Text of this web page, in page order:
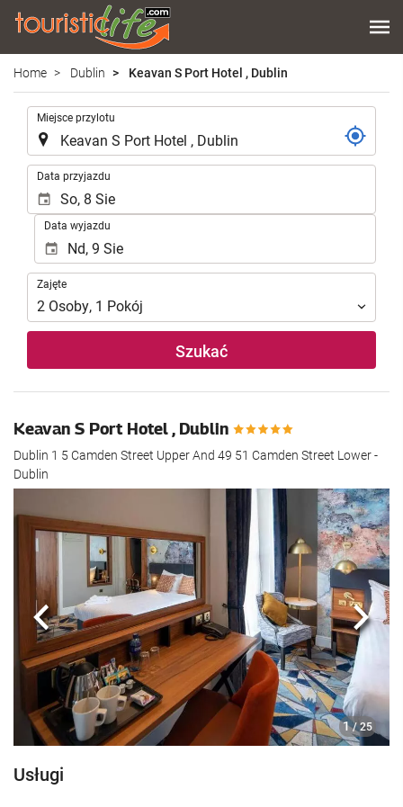
Home Dublin Keavan S Port Hotel , Dublin
Miejsce przylotu
Data przyjazdu
Data wyjazdu
Zajęte
Zajęte
2 Osoby, 1 Pokój
Szukać
Keavan S Port Hotel , Dublin
Dublin 1 5 Camden Street Upper And 49 51 Camden Street Lower -
Dublin
1 / 25
Poprzedni
Usługi